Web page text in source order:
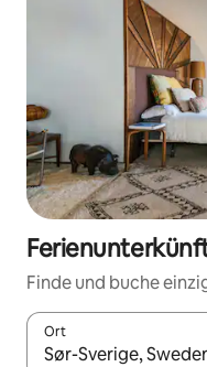
Finde und buche
Ort
Wenn Ergebnisse